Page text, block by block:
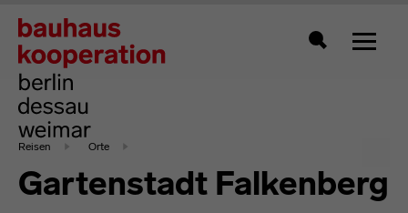
Zeigt
Reisen Orte
Gartenstadt Falkenberg